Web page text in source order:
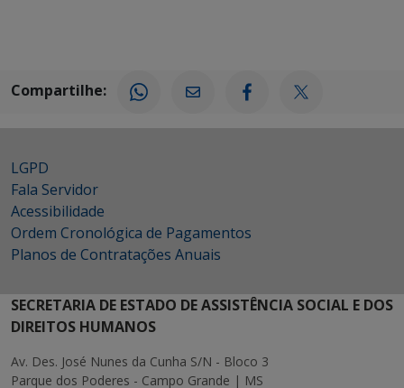
Compartilhe:
LGPD
Fala Servidor
Acessibilidade
Ordem Cronológica de Pagamentos
Planos de Contratações Anuais
SECRETARIA DE ESTADO DE ASSISTÊNCIA SOCIAL E DOS
DIREITOS HUMANOS
Av. Des. José Nunes da Cunha S/N - Bloco 3
Parque dos Poderes - Campo Grande | MS